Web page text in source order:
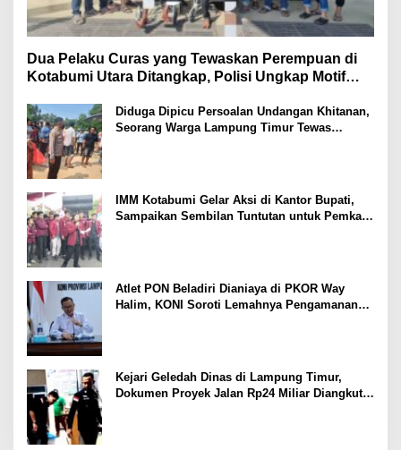
Dua Pelaku Curas yang Tewaskan Perempuan di
Kotabumi Utara Ditangkap, Polisi Ungkap Motif
Diduga Dipicu Persoalan Undangan Khitanan,
Seorang Warga Lampung Timur Tewas
IMM Kotabumi Gelar Aksi di Kantor Bupati,
Sampaikan Sembilan Tuntutan untuk Pemkab
Atlet PON Beladiri Dianiaya di PKOR Way
Halim, KONI Soroti Lemahnya Pengamanan
Kejari Geledah Dinas di Lampung Timur,
Dokumen Proyek Jalan Rp24 Miliar Diangkut